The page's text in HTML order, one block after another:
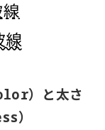
）と太さ
）